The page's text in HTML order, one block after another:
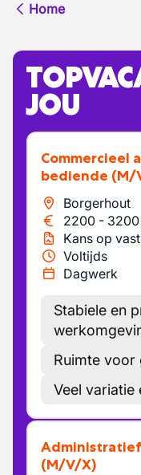
Home
JOU
Commercieel administratief
bediende (M/
Borgerhout
2200 - 3200
Kans op vast
Voltijds
Dagwerk
Stabiele en
Ruimte voor
Veel variatie
(M/V/X)